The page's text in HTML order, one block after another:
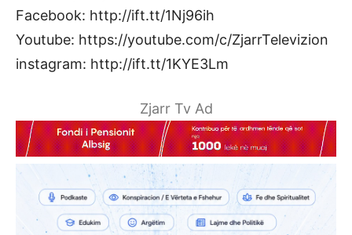
Facebook: http://ift.tt/1Nj96ih
Youtube: https://youtube.com/c/ZjarrTelevizion
instagram: http://ift.tt/1KYE3Lm
Zjarr Tv Ad